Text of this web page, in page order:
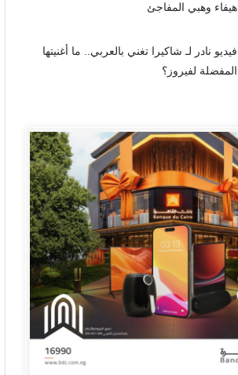
هيفاء وهبي المفاجئ
فيديو نادر لـ شاكيرا تغني بالعربي.. ما أغنيتها
المفضلة لفيروز؟